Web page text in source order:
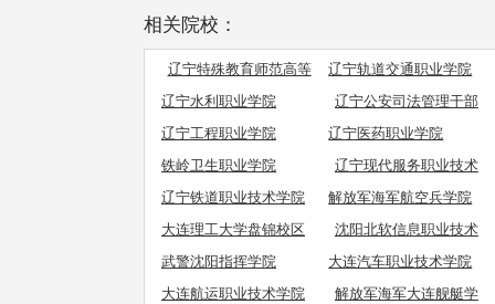
相关院校：
辽宁特殊教育师范高等
专科学校
辽宁轨道交通职业学院
辽宁水利职业学院
辽宁公安司法管理干部
学院
辽宁工程职业学院
辽宁医药职业学院
铁岭卫生职业学院
辽宁现代服务职业技术
学院
辽宁铁道职业技术学院
解放军海军航空兵学院
大连理工大学盘锦校区
沈阳北软信息职业技术
学院
武警沈阳指挥学院
大连汽车职业技术学院
大连航运职业技术学院
解放军海军大连舰艇学